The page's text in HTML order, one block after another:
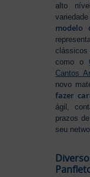
alto
modelo
clássicos
como o
Cantos
novo
fazer
ágil,
prazos
seu